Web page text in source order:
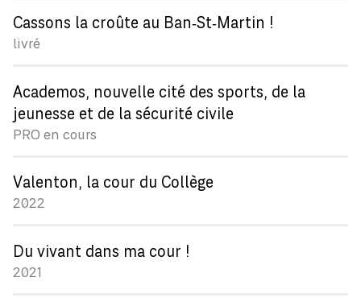
Cassons la croûte au Ban‑St‑Martin !
livré
Academos, nouvelle cité des sports, de la
jeunesse et de la sécurité civile
PRO en cours
Valenton, la cour du Collège
2022
Du vivant dans ma cour !
2021